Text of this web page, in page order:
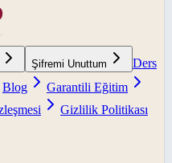
Şifremi Unuttum
Ders
Blog
Garantili Eğitim
Gizlilik Politikası